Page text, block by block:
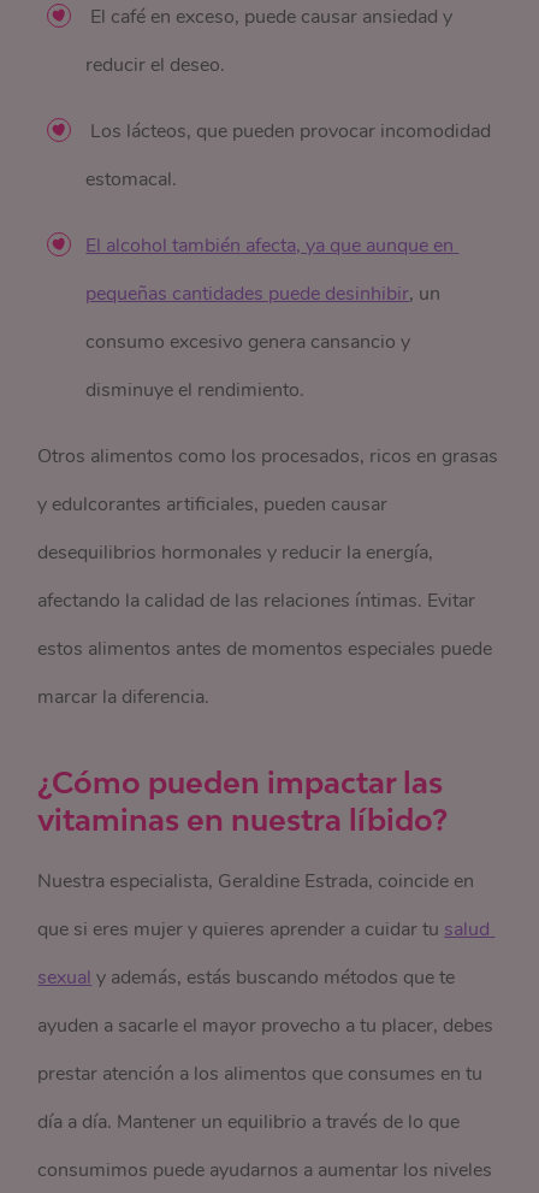
El café en exceso, puede causar ansiedad y
reducir el deseo.
Los lácteos, que pueden provocar incomodidad
estomacal.
El alcohol también afecta, ya que aunque en
pequeñas cantidades puede desinhibir, un
consumo excesivo genera cansancio y
disminuye el rendimiento.
Otros alimentos como los procesados, ricos en grasas
y edulcorantes artificiales, pueden causar
desequilibrios hormonales y reducir la energía,
afectando la calidad de las relaciones íntimas. Evitar
estos alimentos antes de momentos especiales puede
marcar la diferencia.
¿Cómo pueden impactar las
vitaminas en nuestra líbido?
Nuestra especialista, Geraldine Estrada, coincide en
que si eres mujer y quieres aprender a cuidar tu salud
sexual y además, estás buscando métodos que te
ayuden a sacarle el mayor provecho a tu placer, debes
prestar atención a los alimentos que consumes en tu
día a día. Mantener un equilibrio a través de lo que
consumimos puede ayudarnos a aumentar los niveles